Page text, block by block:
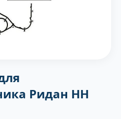
Ридан НН